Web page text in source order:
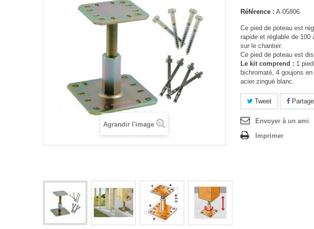
Agrandir l'image
Référence : A-05806
Ce pied de poteau est
rapide et réglable de 100
sur le chantier.
Ce pied de poteau est
Le kit comprend : 1
bichromaté, 4 goujons
acier zingué blanc.
Tweet
Envoyer à un ami
Imprimer